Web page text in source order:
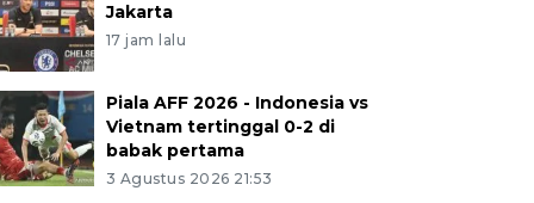
Jakarta
17 jam lalu
Piala AFF 2026 - Indonesia vs
Vietnam tertinggal 0-2 di
babak pertama
3 Agustus 2026 21:53